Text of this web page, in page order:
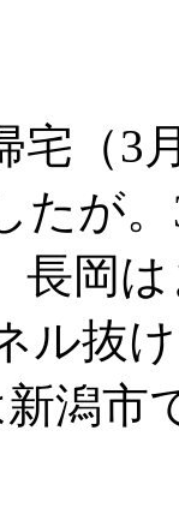
（3
たが
長岡
ル抜
潟市